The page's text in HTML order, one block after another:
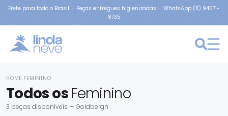
Frete para todo o Brasil · Peças entregues higienizadas · WhatsApp (11) 94571-
8735
HOME FEMININO
Todos osFeminino
3 peças disponíveis — Goldbergh